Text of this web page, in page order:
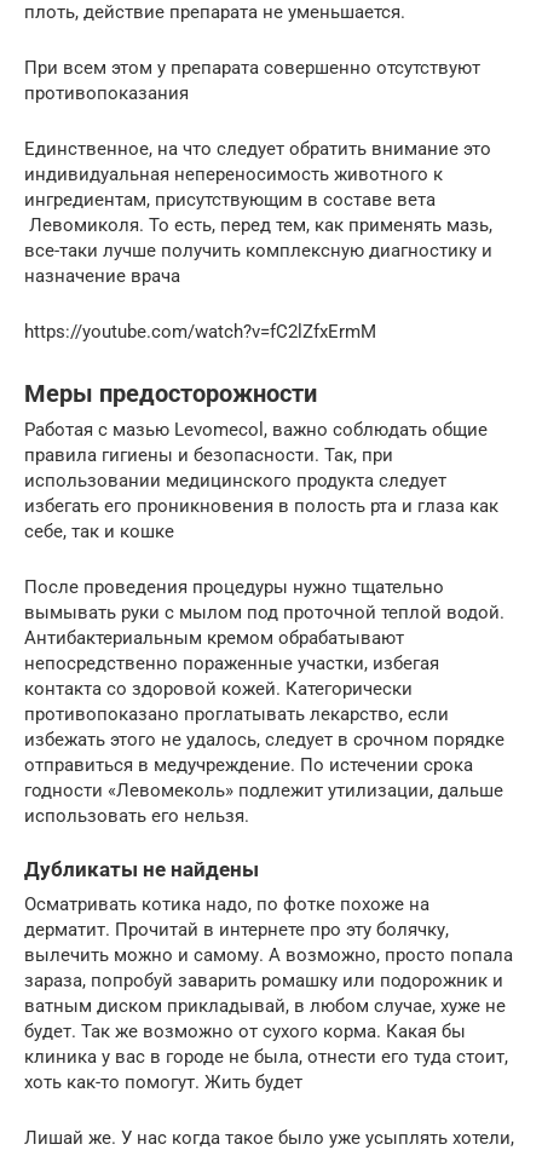
плоть, действие препарата не уменьшается.
При всем этом у препарата совершенно отсутствуют
противопоказания
Единственное, на что следует обратить внимание это
индивидуальная непереносимость животного к
ингредиентам, присутствующим в составе вета
Левомиколя. То есть, перед тем, как применять мазь,
все-таки лучше получить комплексную диагностику и
назначение врача
https://youtube.com/watch?v=fC2lZfxErmM
Меры предосторожности
Работая с мазью Levomecol, важно соблюдать общие
правила гигиены и безопасности. Так, при
использовании медицинского продукта следует
избегать его проникновения в полость рта и глаза как
себе, так и кошке
После проведения процедуры нужно тщательно
вымывать руки с мылом под проточной теплой водой.
Антибактериальным кремом обрабатывают
непосредственно пораженные участки, избегая
контакта со здоровой кожей. Категорически
противопоказано проглатывать лекарство, если
избежать этого не удалось, следует в срочном порядке
отправиться в медучреждение. По истечении срока
годности «Левомеколь» подлежит утилизации, дальше
использовать его нельзя.
Дубликаты не найдены
Осматривать котика надо, по фотке похоже на
дерматит. Прочитай в интернете про эту болячку,
вылечить можно и самому. А возможно, просто попала
зараза, попробуй заварить ромашку или подорожник и
ватным диском прикладывай, в любом случае, хуже не
будет. Так же возможно от сухого корма. Какая бы
клиника у вас в городе не была, отнести его туда стоит,
хоть как-то помогут. Жить будет
Лишай же. У нас когда такое было уже усыплять хотели,